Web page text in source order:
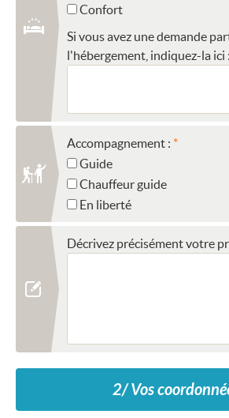
Confort
Si vous avez une demande
l'hébergement, indiquez-la ici :
Accompagnement :
Guide
Chauffeur guide
En liberté
Décrivez précisément votre
2/ Vos